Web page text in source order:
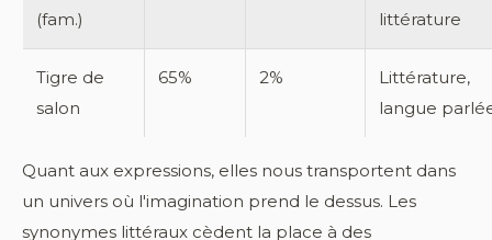
(fam.)
littérature
Tigre de
salon
65% 2%
Littérature,
langue
Quant aux expressions, elles nous transportent dans
un univers où l'imagination prend le dessus. Les
synonymes littéraux cèdent la place à des